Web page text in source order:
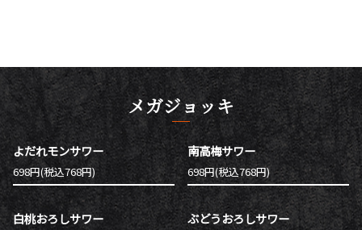
メガジョッキ
よだれモンサワー
698円(税込768円)
南高梅サワー
698円(税込768円)
白桃おろしサワー ぶどうおろしサワー